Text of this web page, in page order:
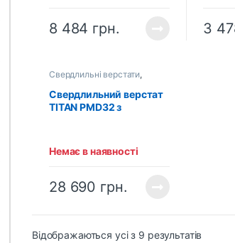
8 484 грн. 3
Свердлильні верстати,
Свердлильні верстати
Свердлильний верстат
TITAN PMD32 з
Немає в наявності
28 690 грн.
Відображаються усі з 9 результатів